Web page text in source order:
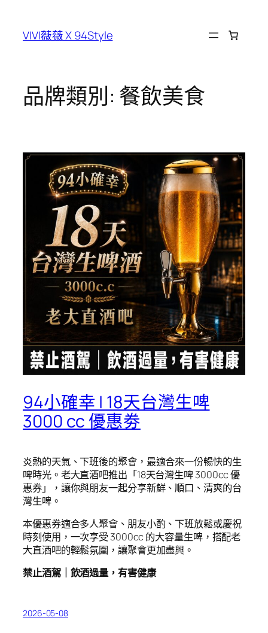
VIVI薇薇 X 94Style
品牌類別: 餐飲美食
94小確幸 | 18天台灣生啤
3000 cc 優惠劵
炎熱的天氣、下班後的聚會，最適合來一份暢快的生
啤時光。老大直酒吧推出「18天台灣生啤 3000cc 優
惠券」，讓你與朋友一起分享新鮮、順口、清爽的台
灣生啤。
本優惠券適合多人聚會、朋友小酌、下班放鬆或慶祝
時刻使用，一次享受 3000cc 的大容量生啤，搭配老
大直酒吧的輕鬆氛圍，讓聚會更加盡興。
禁止酒駕｜飲酒過量，有害健康
2026-05-08